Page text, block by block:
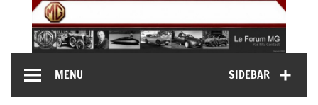
content
MG Contact
MG B, MG F, MG A, Midget…)SIDEBAR
MENU